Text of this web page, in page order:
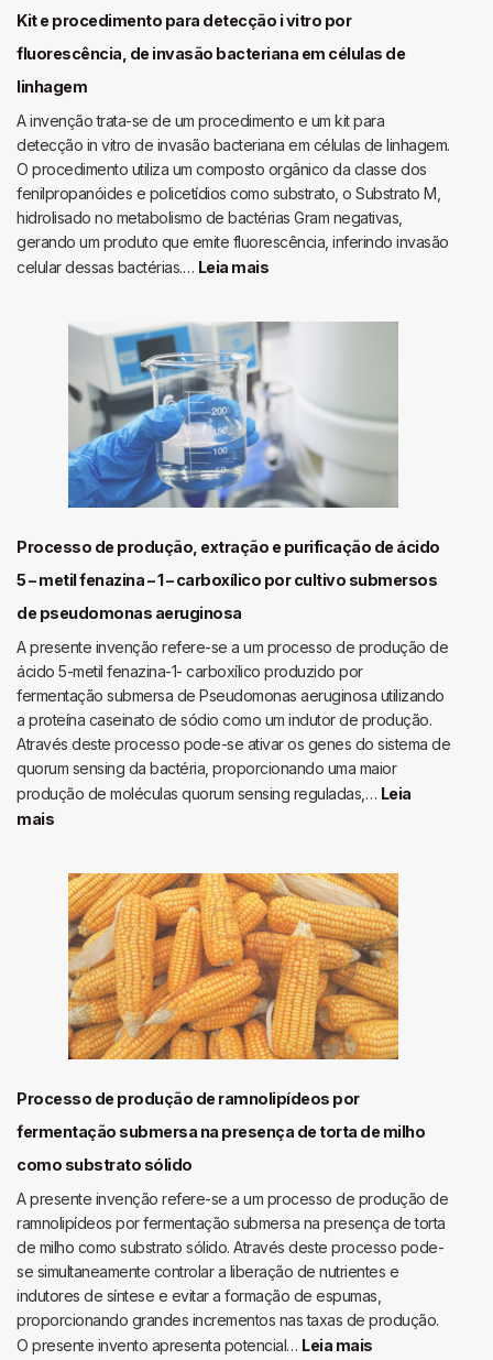
de
obtenção
uso
antimicrobiano
Kit e procedimento para detecção i vitro por
fluorescência, de invasão bacteriana em células de
linhagem
A invenção trata-se de um procedimento e um kit para
detecção in vitro de invasão bacteriana em células de linhagem.
O procedimento utiliza um composto orgânico da classe dos
fenilpropanóides e policetídios como substrato, o Substrato M,
hidrolisado no metabolismo de bactérias Gram negativas,
gerando um produto que emite fluorescência, inferindo invasão
celular dessas bactérias.… Leia mais:
procedimento
detecção
i
vitro
por
fluorescência,
invasão
bacteriana
em
de
linhagem
Processo de produção, extração e purificação de ácido
5 – metil fenazina – 1 – carboxílico por cultivo submersos
de pseudomonas aeruginosa
A presente invenção refere-se a um processo de produção de
ácido 5-metil fenazina-1- carboxílico produzido por
fermentação submersa de Pseudomonas aeruginosa utilizando
a proteína caseinato de sódio como um indutor de produção.
Através deste processo pode-se ativar os genes do sistema de
quorum sensing da bactéria, proporcionando uma maior
produção de moléculas quorum sensing reguladas,… Leia
mais:
produção,
extração
purificação
de
ácido
metil
fenazina
1
–
carboxílico
por
cultivo
submersos
de
pseudomonas
Processo de produção de ramnolipídeos por
fermentação submersa na presença de torta de milho
como substrato sólido
A presente invenção refere-se a um processo de produção de
ramnolipídeos por fermentação submersa na presença de torta
de milho como substrato sólido. Através deste processo pode-
se simultaneamente controlar a liberação de nutrientes e
indutores de síntese e evitar a formação de espumas,
proporcionando grandes incrementos nas taxas de produção.
O presente invento apresenta potencial… Leia mais: